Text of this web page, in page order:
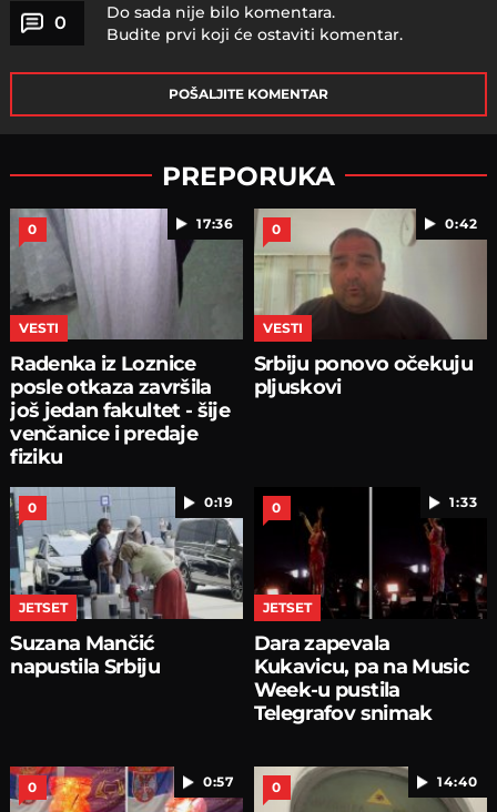
0
Do sada nije bilo komentara.
Budite prvi koji će ostaviti komentar.
POŠALJITE KOMENTAR
PREPORUKA
17:36
0
VESTI
Radenka iz Loznice
posle otkaza završila
još jedan fakultet - šije
venčanice i predaje
fiziku
0:42
0
VESTI
Srbiju ponovo očekuju
pljuskovi
0:19
0
JETSET
Suzana Mančić
napustila Srbiju
1:33
0
JETSET
Dara zapevala
Kukavicu, pa na Music
Week-u pustila
Telegrafov snimak
0:57
0 14:40
0